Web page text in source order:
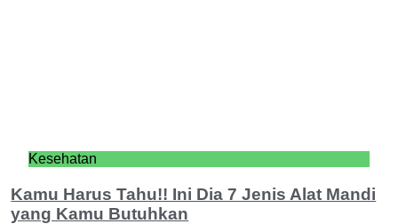
Kesehatan
Kamu Harus Tahu!! Ini Dia 7 Jenis Alat Mandi
yang Kamu Butuhkan